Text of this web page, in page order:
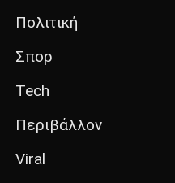
Πολιτική
Σπορ
Tech
Περιβάλλον
Viral